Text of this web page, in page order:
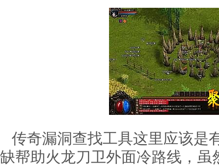
传奇漏洞查找工具这里应该是
缺帮助火龙刀卫外面冷路线，